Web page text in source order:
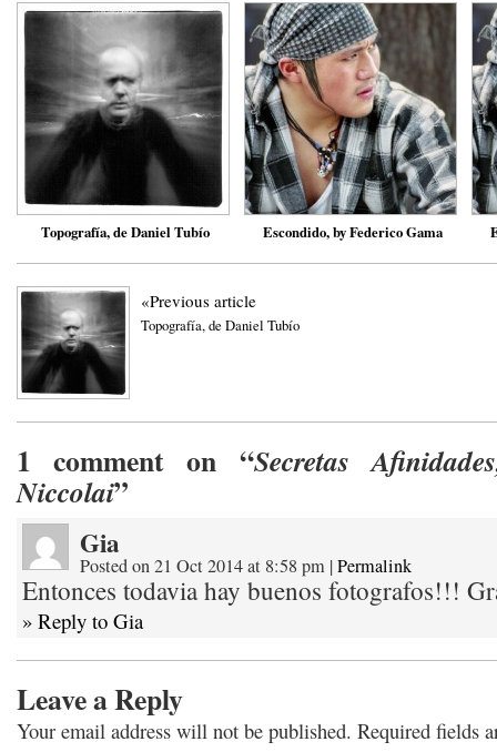
Topografía, de Daniel Tubío Escondido, by Federico Gama
«Previous article
Topografía, de Daniel Tubío
1 comment on “Secretas
Niccolai”
Gia
Posted on 21 Oct 2014 at 8:58 pm |Permalink
Entonces todavia hay buenos fotografos!!!
» Reply to Gia
Leave a Reply
Your email address will not be published. Required fields